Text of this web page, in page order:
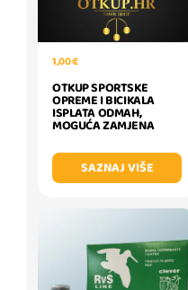
1,00 €
OTKUP SPORTSKE
OPREME I BICIKALA
ISPLATA ODMAH,
MOGUĆA ZAMJENA
SAZNAJ VIŠE